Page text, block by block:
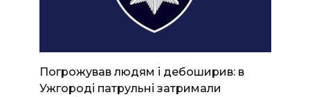
Погрожував людям і дебоширив: в
Ужгороді патрульні затримали